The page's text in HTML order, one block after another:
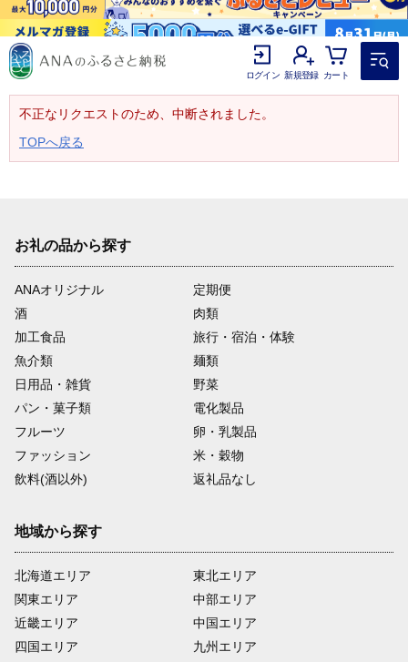
ログイン 新規登録 カート
不正なリクエストのため、中断されました。
TOPへ戻る
お礼の品から探す
ANAオリジナル
定期便
酒
肉類
加工食品
旅行・宿泊・体験
魚介類
麺類
日用品・雑貨
野菜
パン・菓子類
電化製品
フルーツ
卵・乳製品
ファッション
米・穀物
飲料(酒以外)
返礼品なし
地域から探す
北海道エリア
関東エリア
近畿エリア
四国エリア
東北エリア
中部エリア
中国エリア
九州エリア